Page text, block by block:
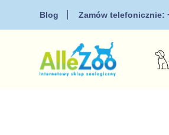
Blog Zamów telefonicznie: